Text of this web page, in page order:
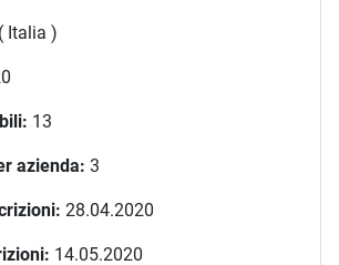
Italia )
13
azienda: 3
28.04.2020
14.05.2020